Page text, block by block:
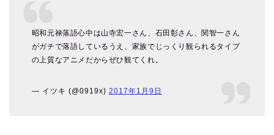
昭和元禄落語心中は山寺宏一さん、石田彰さん、関智一さん
がガチで落語しているうえ、家族でじっくり観られるタイプ
の上質なアニメだからぜひ観てくれ。
— イツキ (@0919x) 2017年1月9日